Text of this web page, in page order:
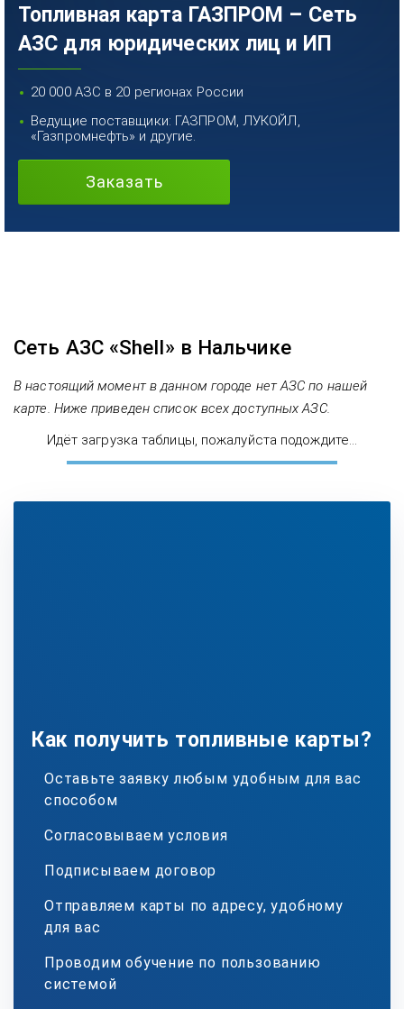
Топливная карта ГАЗПРОМ – Сеть
АЗС для юридических лиц и ИП
20 000 АЗС в 20 регионах России
Ведущие поставщики: ГАЗПРОМ, ЛУКОЙЛ,
«Газпромнефть» и другие.
Заказать
Сеть АЗС «Shell» в Нальчике
В настоящий момент в данном городе нет АЗС по нашей
карте. Ниже приведен список всех доступных АЗС.
Идёт загрузка таблицы, пожалуйста подождите...
Как получить топливные карты?
Оставьте заявку любым удобным для вас
способом
Согласовываем условия
Подписываем договор
Отправляем карты по адресу, удобному
для вас
Проводим обучение по пользованию
системой